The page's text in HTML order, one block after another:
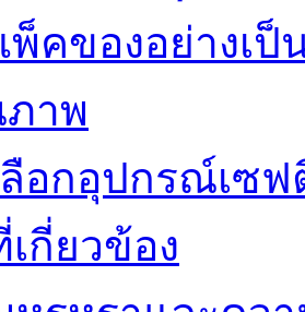
พ็คของอย่างเ
าพ
ลือกอุปกรณ์เซ
กี่ยวข้อง